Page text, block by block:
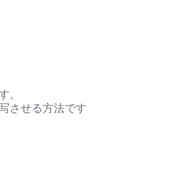
者＞ 凛々風 猛 -リリカゼタケル
。
させる方法です